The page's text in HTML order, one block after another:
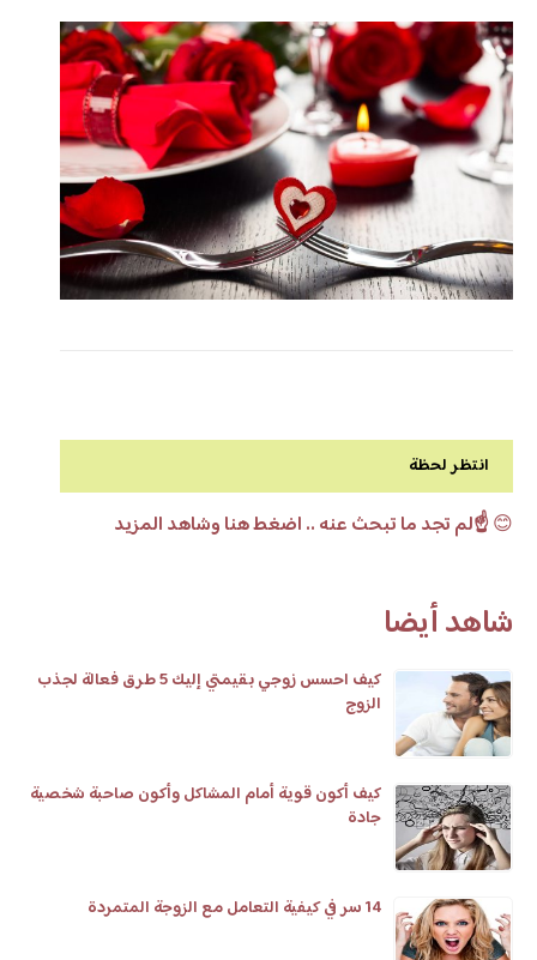
انتظر لحظة
😊☝️لم تجد ما تبحث عنه .. اضغط هنا وشاهد المزيد
شاهد أيضا
كيف احسس زوجي بقيمتي إليك 5 طرق فعالة لجذب
الزوج
كيف أكون قوية أمام المشاكل وأكون صاحبة شخصية
جادة
14 سر في كيفية التعامل مع الزوجة المتمردة